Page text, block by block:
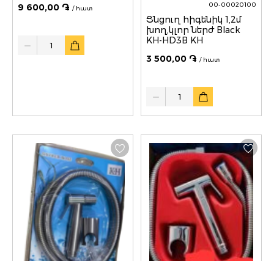
9 600,00 ֏ / հատ
Quantity
00-00020100
Ցնցուղ հիգենիկ 1,2մ
խող,կլոր ներժ Black
KH-HD3B KH
3 500,00 ֏ / հատ